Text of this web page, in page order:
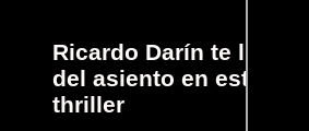
Ricardo Darín te
del asiento en este
thriller